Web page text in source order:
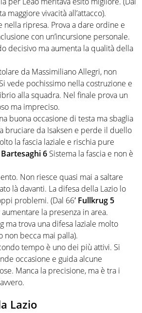
maggiore vivacità all’attacco).
nella ripresa. Prova a dare ordine e
con un’incursione personale.
decisivo ma aumenta la qualità della
da Massimiliano Allegri, non
vede pochissimo nella costruzione e
alla squadra. Nel finale prova un
ma impreciso.
buona occasione di testa ma sbaglia
bruciare da Isaksen e perde il duello
la fascia laziale e rischia pure
Bartesaghi 6 Sistema la fascia e non è
Non riesce quasi mai a saltare
là davanti. La difesa della Lazio lo
problemi. (Dal 66′ Fullkrug 5
la presenza in area.
ma trova una difesa laziale molto
non becca mai palla).
tempo è uno dei più attivi. Si
occasione e guida alcune
Manca la precisione, ma è tra i
Lazio